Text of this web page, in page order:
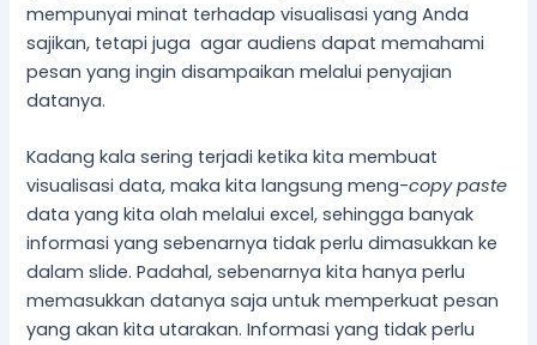
mempunyai minat terhadap visualisasi yang Anda
sajikan, tetapi juga agar audiens dapat memahami
pesan yang ingin disampaikan melalui penyajian
datanya.
Kadang kala sering terjadi ketika kita membuat
visualisasi data, maka kita langsung meng-copy paste
data yang kita olah melalui excel, sehingga banyak
informasi yang sebenarnya tidak perlu dimasukkan ke
dalam slide. Padahal, sebenarnya kita hanya perlu
memasukkan datanya saja untuk memperkuat pesan
yang akan kita utarakan. Informasi yang tidak perlu